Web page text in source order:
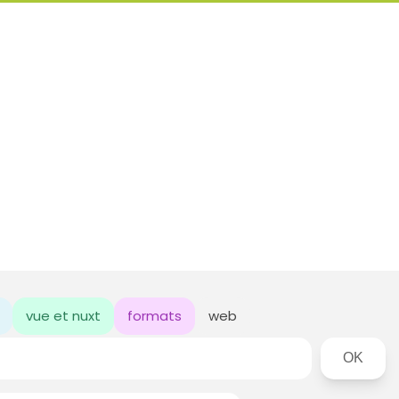
vue et nuxt formats web
Rechercher